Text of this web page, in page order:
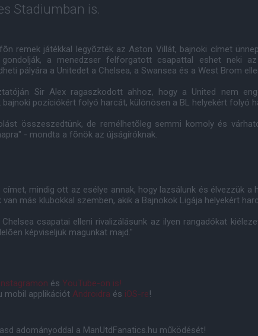
Stadiumban is.
remek játékkal legyõzték az Aston Villát, bajnoki címet
a menedzser felforgatott csapattal eshet neki
pályára a Unitedet a Chelsea, a Swansea és a West Brom
Sir Alex ragaszkodott ahhoz, hogy a United nem
pozíciókért folyó harcát, különösen a BL helyekért folyó
összeszedtünk, de remélhetõleg semmi komoly és
- mondta a fõnök az újságíróknak.
mindig ott az esélye annak, hogy lazsálunk és élvezzük a
más klubokkal szemben, akik a Bajnokok Ligája helyekért
csapatai elleni rivalizálásunk az ilyen rangadókat
képviseljük magunkat majd."
Instagramon és YouTube-on is!
mobil applikációt Androidra és iOS-re!
adományoddal a ManUtdFanatics.hu működését!